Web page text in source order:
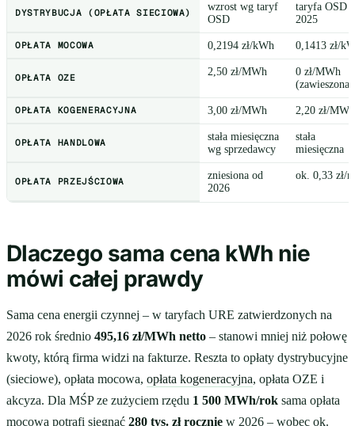
DYSTRYBUCJA (OPŁATA SIECIOWA)
wzrost wg taryf
OSD
taryfa OSD
2025
OPŁATA MOCOWA 0,2194 zł/kWh 0,1413 zł/
OPŁATA OZE 2,50 zł/MWh
0 zł/MWh
(zawieszona)
OPŁATA KOGENERACYJNA 3,00 zł/MWh 2,20 zł/MWh
OPŁATA HANDLOWA
stała miesięczna
wg sprzedawcy
stała
miesięczna
OPŁATA PRZEJŚCIOWA
zniesiona od
2026
ok. 0,33 zł/
Dlaczego sama cena kWh nie
mówi całej prawdy
Sama cena energii czynnej – w taryfach URE zatwierdzonych na
2026 rok średnio 495,16 zł/MWh netto – stanowi mniej niż połowę
kwoty, którą firma widzi na fakturze. Reszta to opłaty dystrybucyjne
(sieciowe), opłata mocowa, opłata kogeneracyjna, opłata OZE i
akcyza. Dla MŚP ze zużyciem rzędu 1 500 MWh/rok sama opłata
mocowa potrafi sięgnąć 280 tys. zł rocznie w 2026 – wobec ok.